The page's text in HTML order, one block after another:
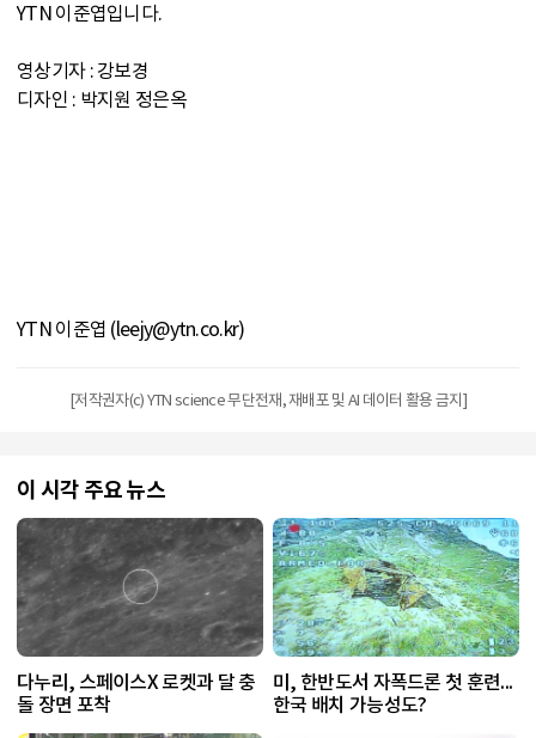
YTN 이준엽입니다.
영상기자 : 강보경
디자인 : 박지원 정은옥
YTN 이준엽 (leejy@ytn.co.kr)
[저작권자(c) YTN science 무단전재, 재배포 및 AI 데이터 활용 금지]
이 시각 주요 뉴스
다누리, 스페이스X 로켓과 달 충
돌 장면 포착
미, 한반도서 자폭드론 첫 훈련...
한국 배치 가능성도?